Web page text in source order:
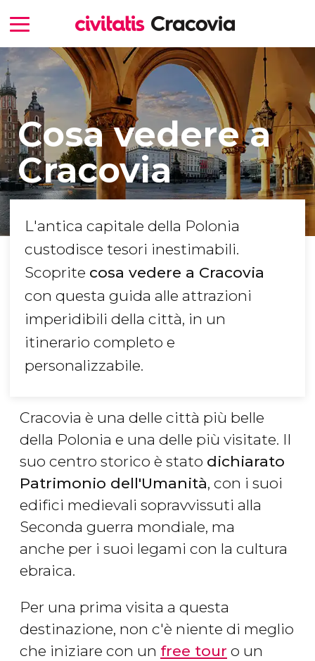
Cosa vedere a
Cracovia
L'antica capitale della Polonia
custodisce tesori inestimabili.
Scoprite cosa vedere a Cracovia
con questa guida alle attrazioni
imperidibili della città, in un
itinerario completo e
personalizzabile.
Cracovia è una delle città più belle
della Polonia e una delle più visitate. Il
suo centro storico è stato dichiarato
Patrimonio dell'Umanità, con i suoi
edifici medievali sopravvissuti alla
Seconda guerra mondiale, ma
anche per i suoi legami con la cultura
ebraica.
Per una prima visita a questa
destinazione, non c'è niente di meglio
che iniziare con un free tour o un